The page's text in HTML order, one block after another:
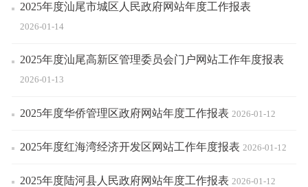
2025年度汕尾市城区人民政府网站年度工作报表
2026-01-14
2025年度汕尾高新区管理委员会门户网站工作年度报表
2026-01-13
2025年度华侨管理区政府网站年度工作报表 2026-01-12
2025年度红海湾经济开发区网站工作年度报表 2026-01-12
2025年度陆河县人民政府网站年度工作报表 2026-01-12